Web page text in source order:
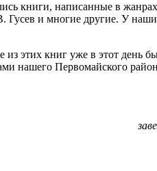
книги, написанные в
и многие другие. У
из этих книг уже в этот
нашего Первомайского